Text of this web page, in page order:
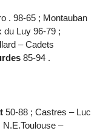
. 98-65 ; Montauban
du Luy 96-79 ;
– Cadets
85-94 .
50-88 ; Castres – Luc
–